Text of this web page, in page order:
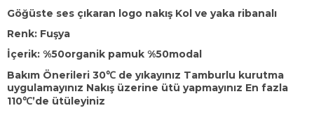
Göğüste ses çıkaran logo nakış Kol ve yaka ribanalı
Renk: Fuşya
İçerik: %50organik pamuk %50modal
Bakım Önerileri 30℃ de yıkayınız Tamburlu kurutma
uygulamayınız Nakış üzerine ütü yapmayınız En fazla
110℃’de ütüleyiniz